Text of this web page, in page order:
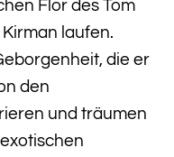
Flor des Tom
laufen.
die er
den
und träumen